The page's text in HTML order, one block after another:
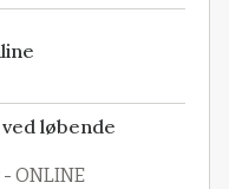
løbende
ONLINE